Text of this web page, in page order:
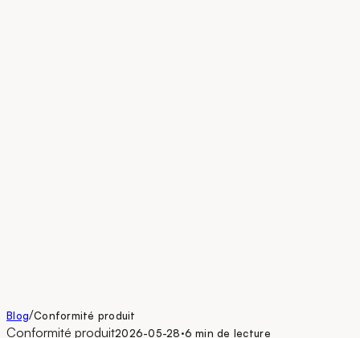
Blog/Conformité produit
Conformité produit2026-05-28·6 min de lecture